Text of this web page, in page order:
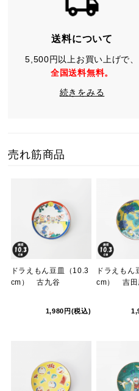
送料について
5,500円以上お買い上げで、
全国送料無料。
続きをみる
売れ筋商品
ドラえもん豆皿（10.3
cm） 古九谷
1,980円(税込)
ドラえもん
cm） 吉田